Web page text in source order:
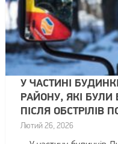
У ЧАСТИНІ
РАЙОНУ, ЯКІ
ПІСЛЯ ОБСТРІЛІВ
Лютий 26, 2026